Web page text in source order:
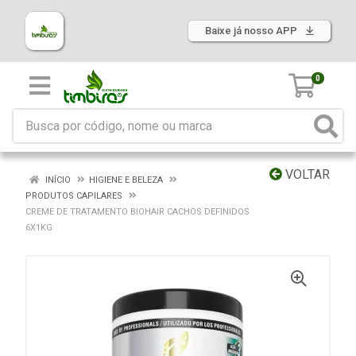
Baixe já nosso APP
0
VOLTAR
INÍCIO
HIGIENE E BELEZA
PRODUTOS CAPILARES
CREME DE TRATAMENTO BIOHAIR CACHOS DEFINIDOS
6X1KG